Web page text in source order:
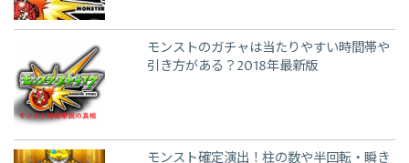
モンストのガチャは当たりやすい時間帯や
引き方がある？2018年最新版
モンスト確定演出！柱の数や半回転・瞬き